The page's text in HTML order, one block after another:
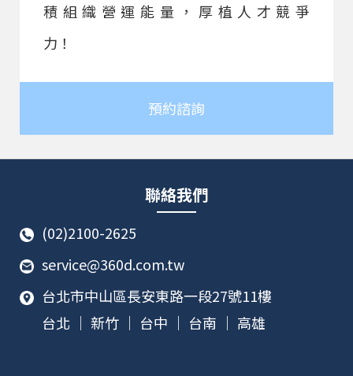
積組織營運能量，厚植人才競爭
力！
預約諮詢
聯絡我們
(02)2100-2625
service@360d.com.tw
台北市中山區長安東路一段27號11樓
台北 ｜ 新竹 ｜ 台中 ｜ 台南 ｜ 高雄